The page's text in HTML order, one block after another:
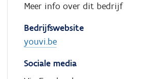
Meer info over dit bedrijf
Bedrijfswebsite
youvi.be
Sociale media